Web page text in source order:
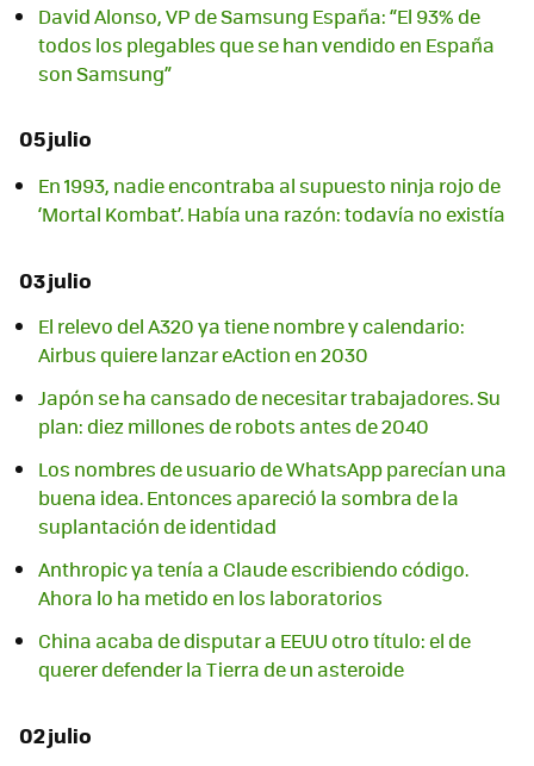
David Alonso, VP de Samsung España: “El 93% de
todos los plegables que se han vendido en España
son Samsung”
05 julio
En 1993, nadie encontraba al supuesto ninja rojo de
‘Mortal Kombat’. Había una razón: todavía no existía
03 julio
El relevo del A320 ya tiene nombre y calendario:
Airbus quiere lanzar eAction en 2030
Japón se ha cansado de necesitar trabajadores. Su
plan: diez millones de robots antes de 2040
Los nombres de usuario de WhatsApp parecían una
buena idea. Entonces apareció la sombra de la
suplantación de identidad
Anthropic ya tenía a Claude escribiendo código.
Ahora lo ha metido en los laboratorios
China acaba de disputar a EEUU otro título: el de
querer defender la Tierra de un asteroide
02 julio